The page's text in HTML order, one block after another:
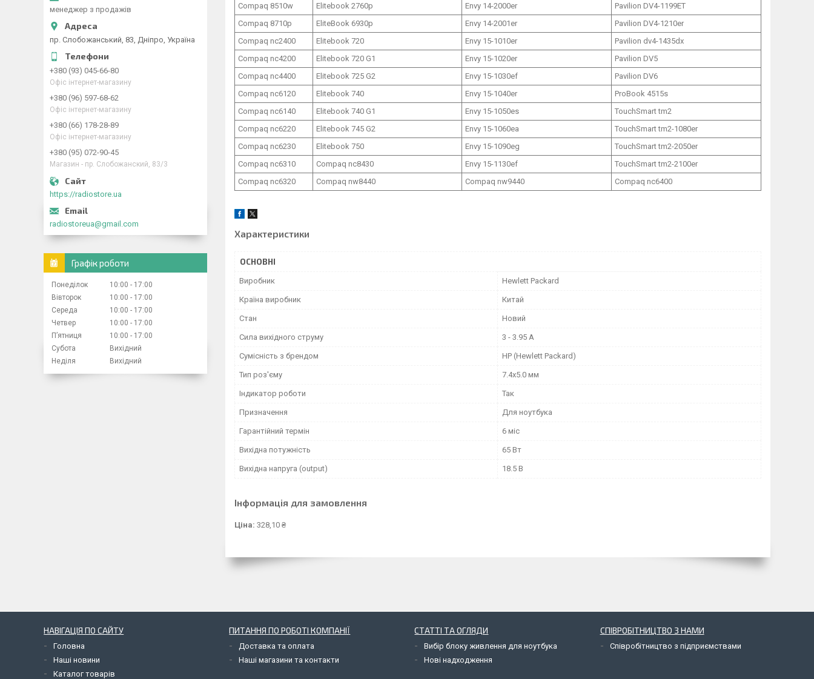
Compaq 8510w
Elitebook 2760p Envy 14-2000er
Pavilion DV4-1199ET
Compaq 8710p
EliteBook 6930p Envy 14-2001er
Pavilion DV4-1210er
Compaq nc2400
Elitebook 720 Envy 15-1010er
Pavilion dv4-1435dx
Compaq nc4200
Elitebook 720 G1 Envy 15-1020er
Pavilion DV5
Compaq nc4400
Elitebook 725 G2 Envy 15-1030ef
Pavilion DV6
Compaq nc6120
Elitebook 740 Envy 15-1040er
ProBook 4515s
Compaq nc6140
Elitebook 740 G1 Envy 15-1050es
TouchSmart tm2
Compaq nc6220
Elitebook 745 G2 Envy 15-1060ea
TouchSmart tm2-1080er
Compaq nc6230
Elitebook 750 Envy 15-1090eg
TouchSmart tm2-2050er
Compaq nc6310
Compaq nc8430 Envy 15-1130ef
TouchSmart tm2-2100er
Compaq nc6320
Compaq nw8440 Compaq nw9440 Compaq nc6400
Характеристики
ОСНОВНІ
Виробник Hewlett Packard
Країна виробник Китай
Стан Новий
Сила вихідного струму 3 - 3.95 А
Сумісність з брендом HP (Hewlett Packard)
Тип роз'єму 7.4x5.0 мм
Індикатор роботи Так
Призначення Для ноутбука
Гарантійний термін 6 міс
Вихідна потужність 65 Вт
Вихідна напруга (output) 18.5 В
Інформація для замовлення
Ціна: 328,10 ₴
менеджер з продажів
пр. Слобожанський, 83, Дніпро, Україна
+380 (93) 045-66-80
Офіс інтернет-магазину
+380 (96) 597-68-62
Офіс інтернет-магазину
+380 (66) 178-28-89
Офіс інтернет-магазину
+380 (95) 072-90-45
Магазин - пр. Слобожанский, 83/3
https://radiostore.ua
radiostoreua@gmail.com
Графік роботи
Понеділок 10:00
17:00
Вівторок
10:00
17:00
Середа
10:00
17:00
Четвер
10:00
17:00
Пʼятниця
10:00
17:00
Субота
Вихідний
Неділя
Вихідний
НАВІГАЦІЯ ПО САЙТУ
Головна
Наші новини
Каталог товарів
ПИТАННЯ ПО РОБОТІ КОМПАНІЇ
Доставка та оплата
Наші магазини та контакти
СТАТТІ ТА ОГЛЯДИ
Вибір блоку живлення для ноутбука
Нові надходження
СПІВРОБІТНИЦТВО З НАМИ
Співробітництво з підприємствами